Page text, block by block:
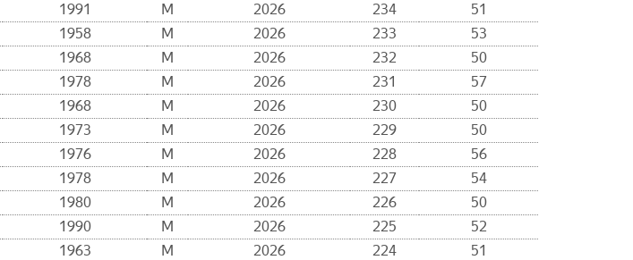
1991 М 2026 234
51
1958 М 2026 233
53
1968 М 2026 232
50
1978 М 2026 231
57
1968 М 2026 230
50
1973 М 2026 229
50
1976 М 2026 228
56
1978 М 2026 227
54
1980 М 2026 226
50
1990 М 2026 225
52
1963 М 2026 224
51